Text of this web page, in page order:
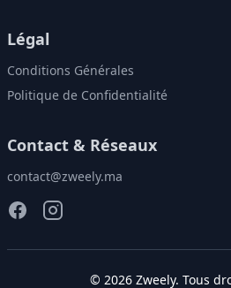
Légal
Conditions Générales
Politique de Confidentialité
Contact & Réseaux
contact@zweely.ma
© 2026 Zweely. Tous